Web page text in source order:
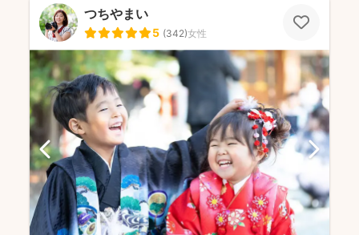
つちやまい
5 (342)女性